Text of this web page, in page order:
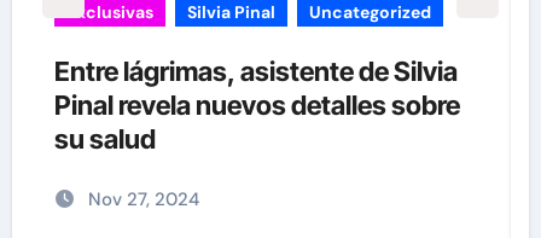
Exclusivas Silvia Pinal Uncategorized
Entre lágrimas, asistente de Silvia
Pinal revela nuevos detalles sobre
su salud
Nov 27, 2024